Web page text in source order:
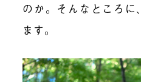
のか。そんなところ
ます。